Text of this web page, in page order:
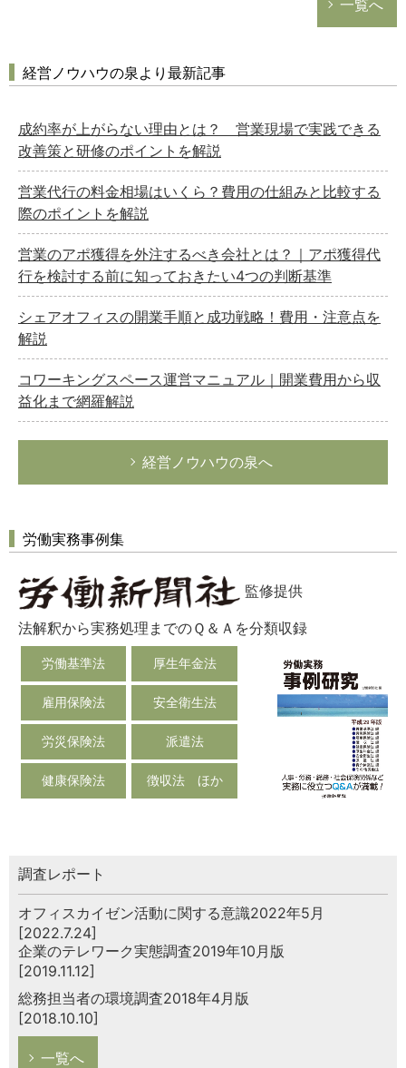
一覧へ
経営ノウハウの泉より最新記事
成約率が上がらない理由とは？ 営業現場で実践できる
改善策と研修のポイントを解説
営業代行の料金相場はいくら？費用の仕組みと比較する
際のポイントを解説
営業のアポ獲得を外注するべき会社とは？｜アポ獲得代
行を検討する前に知っておきたい4つの判断基準
シェアオフィスの開業手順と成功戦略！費用・注意点を
解説
コワーキングスペース運営マニュアル｜開業費用から収
益化まで網羅解説
経営ノウハウの泉へ
労働実務事例集
監修提供
法解釈から実務処理までのＱ＆Ａを分類収録
労働基準法 厚生年金法
雇用保険法 安全衛生法
労災保険法 派遣法
健康保険法 徴収法 ほか
調査レポート
オフィスカイゼン活動に関する意識2022年5月
[2022.7.24]
企業のテレワーク実態調査2019年10月版
[2019.11.12]
総務担当者の環境調査2018年4月版
[2018.10.10]
一覧へ